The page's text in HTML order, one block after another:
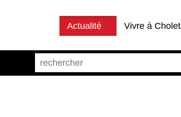
Actualité Vivre à Cholet